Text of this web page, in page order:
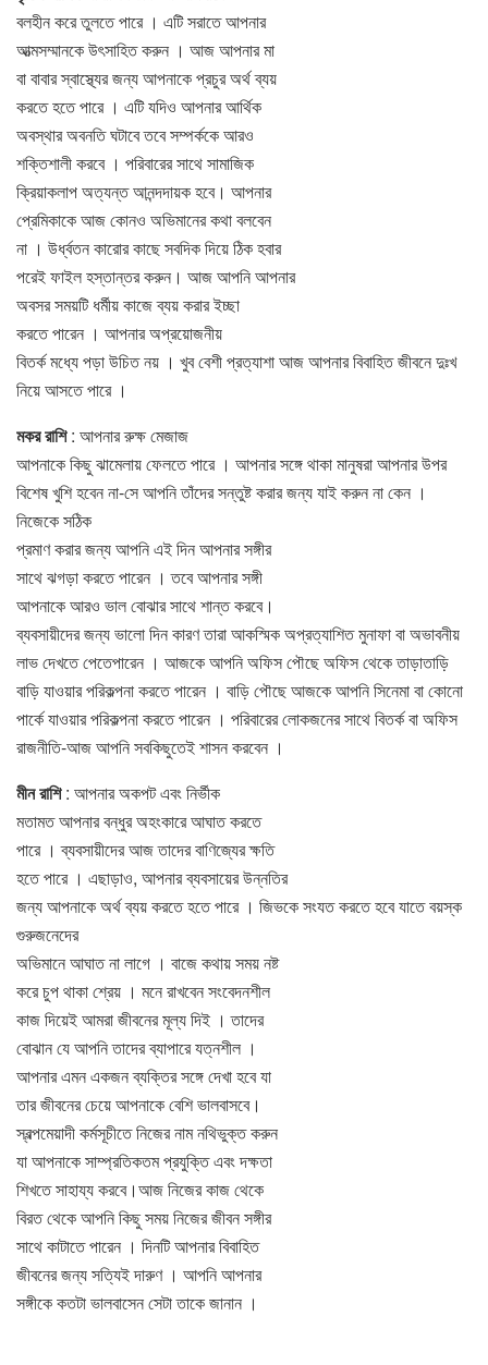
বলহীন করে তুলতে পারে । এটি সরাতে আপনার
আত্মসম্মানকে উৎসাহিত করুন । আজ আপনার মা
বা বাবার স্বাস্থ্যের জন্য আপনাকে প্রচুর অর্থ ব্যয়
করতে হতে পারে । এটি যদিও আপনার আর্থিক
অবস্থার অবনতি ঘটাবে তবে সম্পর্ককে আরও
শক্তিশালী করবে । পরিবারের সাথে সামাজিক
ক্রিয়াকলাপ অত্যন্ত আনন্দদায়ক হবে। আপনার
প্রেমিকাকে আজ কোনও অভিমানের কথা বলবেন
না । উর্ধ্বতন কারাের কাছে সবদিক দিয়ে ঠিক হবার
পরেই ফাইল হস্তান্তর করুন। আজ আপনি আপনার
অবসর সময়টি ধর্মীয় কাজে ব্যয় করার ইচ্ছা
করতে পারেন । আপনার অপ্রয়ােজনীয়
বিতর্ক মধ্যে পড়া উচিত নয় । খুব বেশী প্রত্যাশা আজ আপনার বিবাহিত জীবনে দুঃখ
নিয়ে আসতে পারে ।
মকর রাশি: আপনার রুক্ষ মেজাজ
আপনাকে কিছু ঝামেলায় ফেলতে পারে । আপনার সঙ্গে থাকা মানুষরা আপনার উপর
বিশেষ খুশি হবেন না-সে আপনি তাঁদের সন্তুষ্ট করার জন্য যাই করুন না কেন ।
নিজেকে সঠিক
প্রমাণ করার জন্য আপনি এই দিন আপনার সঙ্গীর
সাথে ঝগড়া করতে পারেন । তবে আপনার সঙ্গী
আপনাকে আরও ভাল বােঝার সাথে শান্ত করবে।
ব্যবসায়ীদের জন্য ভালাে দিন কারণ তারা আকস্মিক অপ্রত্যাশিত মুনাফা বা অভাবনীয়
লাভ দেখতে পেতেপারেন । আজকে আপনি অফিস পৌছে অফিস থেকে তাড়াতাড়ি
বাড়ি যাওয়ার পরিকল্পনা করতে পারেন । বাড়ি পৌছে আজকে আপনি সিনেমা বা কোনাে
পার্কে যাওয়ার পরিকল্পনা করতে পারেন । পরিবারের লােকজনের সাথে বিতর্ক বা অফিস
রাজনীতি-আজ আপনি সবকিছুতেই শাসন করবেন ।
মীনরাশি: আপনার অকপট এবং নির্ভীক
মতামত আপনার বন্ধুর অহংকারে আঘাত করতে
পারে । ব্যবসায়ীদের আজ তাদের বাণিজ্যের ক্ষতি
হতে পারে । এছাড়াও, আপনার ব্যবসায়ের উন্নতির
জন্য আপনাকে অর্থ ব্যয় করতে হতে পারে । জিভকে সংযত করতে হবে যাতে বয়স্ক
গুরুজনেদের
অভিমানে আঘাত না লাগে । বাজে কথায় সময় নষ্ট
করে চুপ থাকা শ্রেয় । মনে রাখবেন সংবেদনশীল
কাজ দিয়েই আমরা জীবনের মূল্য দিই । তাদের
বােঝান যে আপনি তাদের ব্যাপারে যত্নশীল ।
আপনার এমন একজন ব্যক্তির সঙ্গে দেখা হবে যা
তার জীবনের চেয়ে আপনাকে বেশি ভালবাসবে।
স্বল্পমেয়াদী কর্মসূচীতে নিজের নাম নথিভুক্ত করুন
যা আপনাকে সাম্প্রতিকতম প্রযুক্তি এবং দক্ষতা
শিখতে সাহায্য করবে।আজ নিজের কাজ থেকে
বিরত থেকে আপনি কিছু সময় নিজের জীবন সঙ্গীর
সাথে কাটাতে পারেন । দিনটি আপনার বিবাহিত
জীবনের জন্য সত্যিই দারুণ । আপনি আপনার
সঙ্গীকে কতটা ভালবাসেন সেটা তাকে জানান ।